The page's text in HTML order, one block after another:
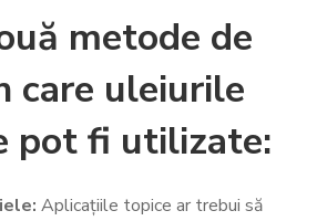
metode de
care uleiurile
pot fi utilizate:
Aplicațiile topice ar trebui să